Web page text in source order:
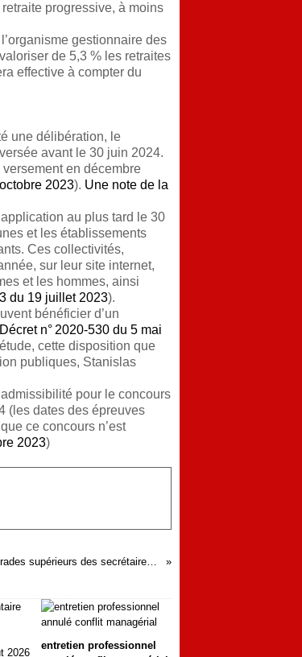
progressive, à moins
gestionnaire des
de 5,3 % les retraites
effective à compter du
une délibération, le
avant le 30 juin 2024.
versement en décembre
2023). Une note de la
au plus tard le 30
et les établissements
Ces collectivités,
sur leur site internet,
et les hommes, ainsi
du 19 juillet 2023).
bénéficier d’un
Décret n° 2020-530 du 5 mai
cette disposition que
publiques, Stanislas
pour le concours
(les dates des épreuves
ce concours n’est
2023)
Passage aux grades supérieurs des secrétaires de Mairie (Catégories B et A)
entretien professionnel